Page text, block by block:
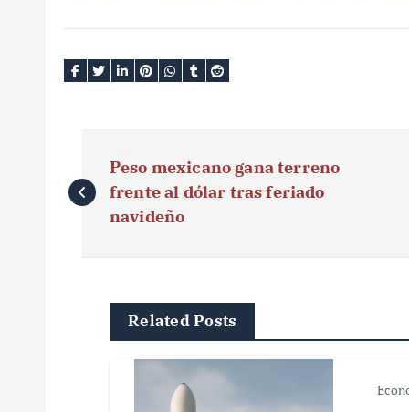
a
Peso mexicano gana terreno
frente al dólar tras feriado
navideño
Related Posts